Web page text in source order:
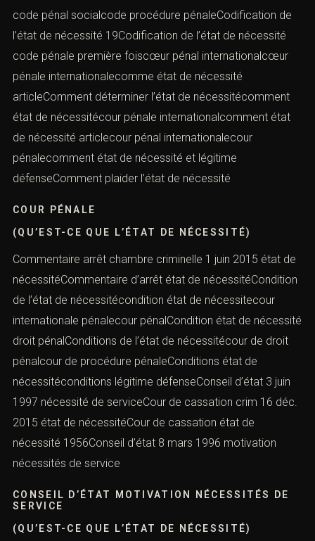
code pénal socialcode procédure pénaleCodification de
l’état de nécessité 19Codification de l’état de nécessité
code pénale première foiscœur pénal internationalcœur
pénale internationalecomme état de nécessité
articleComment déterminer l’état de nécessitécomment
état de nécessitécour pénale internationalcomment état
de nécessité articlecour pénal internationalecour
pénalecomment état de nécessité et légitime
défenseComment plaider l’état de nécessité
COUR PÉNALE
(QU’EST-CE QUE L’ÉTAT DE NÉCESSITÉ)
Commentaire arrêt chambre criminelle 1 juin 2015 état de
nécessitéCommentaire d’arrêt état de nécessitéCondition
de l’état de nécessitécondition état de nécessitecour
internationale pénalecour pénalCondition état de nécessité
droit pénalConditions de l’état de nécessitécour de droit
pénalcour de procédure pénaleConditions état de
nécessitéconditions légitime défenseConseil d’état 3 juin
1997 nécessité de serviceCour de cassation crim 16 déc.
2015 état de nécessitéCour de cassation état de
nécessité 1956Conseil d’état 8 mars 1996 motivation
nécessités de service
CONSEIL D’ÉTAT MOTIVATION NÉCESSITÉS DE
SERVICE
(QU’EST-CE QUE L’ÉTAT DE NÉCESSITÉ)